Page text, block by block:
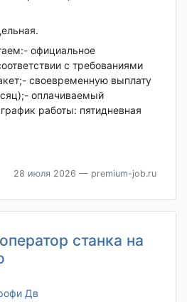
официальное
с требованиями
своевременную выплату
оплачиваемый
работы: пятидневная
28 июля 2026 — premium-job.ru
станка на
Дв